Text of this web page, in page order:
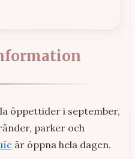
öppettider i september,
parker och
är öppna hela dagen.